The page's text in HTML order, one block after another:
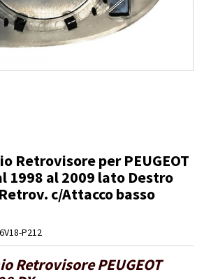
Retrovisore per PEUGEOT
1998 al 2009 lato Destro
c/Attacco basso
P212
Retrovisore PEUGEOT